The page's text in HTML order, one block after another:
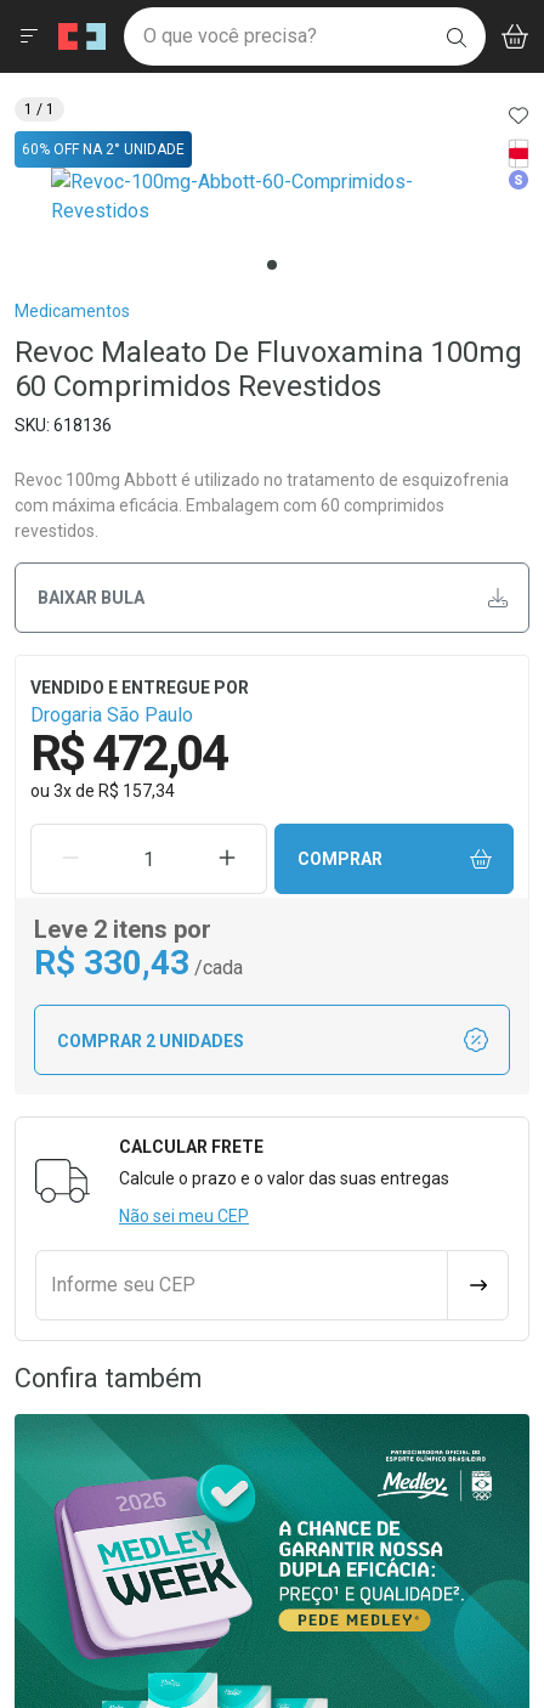
Drogaria São Paulo
Ir direto para a home
pela página
Ir direto para o conteúdo
Ir direto para a busca
Ir direto para a conta
Ir direto para a ajuda
Ir direto para a notificações
Ir direto para o carrinho
Ir direto para o menu
Faça a sua busca
O que você precisa? BUSCAR
Menu
Breadcrumb
Medicamentos
Revoc Maleato De Fluvoxamina 100mg
60 Comprimidos Revestidos
618136
Revoc 100mg Abbott é utilizado no tratamento de esquizofrenia
com máxima eficácia. Embalagem com 60 comprimidos
revestidos.
BAIXAR BULA
Drogaria São Paulo
R$ 472,04
ou 3xde R$ 157,34
REMOVER UMA UNIDADEAUMENTAR UMA UNIDADE
COMPRAR
Leve 2 itens por
R$ 330,43 /cada
COMPRAR 2 UNIDADES
Formulário para Calcular o Frete
CALCULAR FRETE
Calcule o prazo e o valor das suas entregas
Não sei meu CEP
Informe seu CEP
60% OFF NA 2° UNIDADE
1 / 1
Confira também